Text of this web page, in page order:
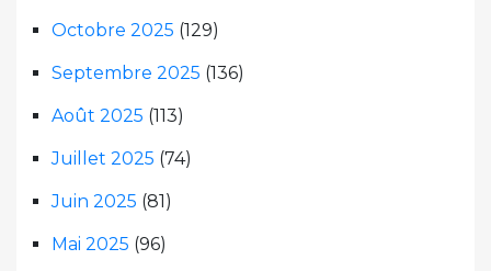
Octobre 2025 (129)
Septembre 2025 (136)
Août 2025 (113)
Juillet 2025 (74)
Juin 2025 (81)
Mai 2025 (96)